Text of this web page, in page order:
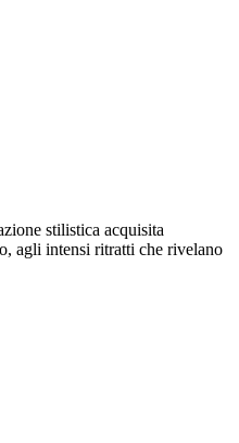
stilistica acquisita
agli intensi ritratti che rivelano